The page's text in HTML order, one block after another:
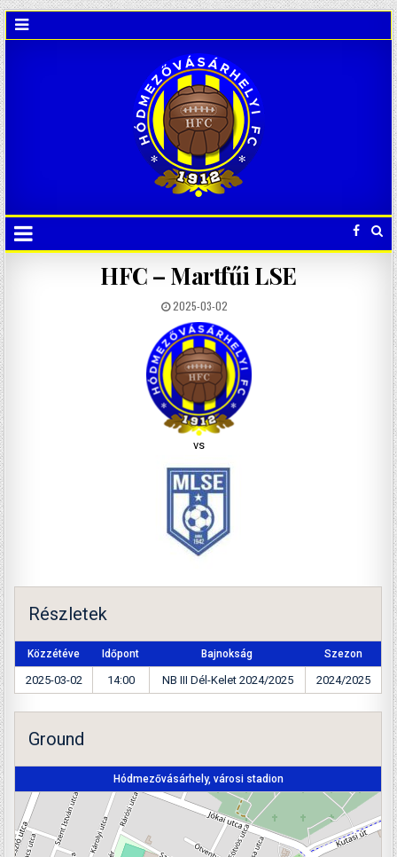
HFC – Martfűi LSE
2025-03-02
vs
Részletek
Közzétéve Időpont Bajnokság Szezon
2025-03-02 14:00 NB III Dél-Kelet 2024/2025 2024/2025
Ground
Hódmezővásárhely, városi stadion